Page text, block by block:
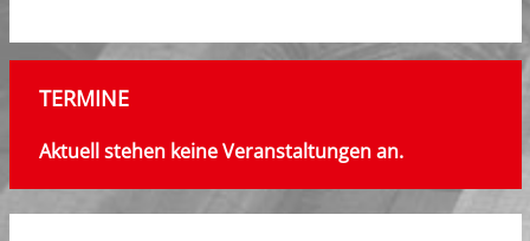
TERMINE
Aktuell stehen keine Veranstaltungen an.